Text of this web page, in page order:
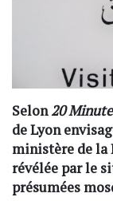
Selon20
de Lyon
ministère de la
révélée par le
présumées